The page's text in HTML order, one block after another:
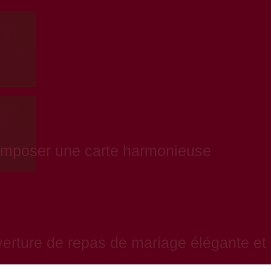
une carte harmonieuse
de repas de mariage élégante